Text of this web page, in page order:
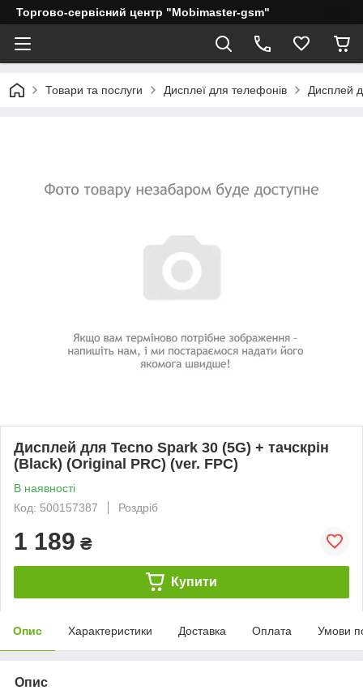
Торгово-сервісний центр "Mobimaster-gsm"
Товари та послуги Дисплеї для телефонів Дисплей
Дисплей для Tecno Spark 30 (5G) + тачскрін
(Black) (Original PRC) (ver. FPC)
В наявності
Код: 500157387
Роздріб
1 189 ₴
Купити
Опис Характеристики Доставка Оплата Умови
Опис